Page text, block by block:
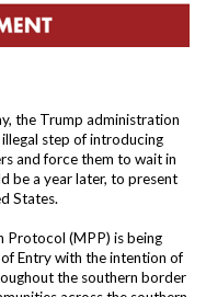
the Trump administration
step of introducing
and force them to wait in
be a year later, to present
States.
Protocol (MPP) is being
Entry with the intention of
the southern border